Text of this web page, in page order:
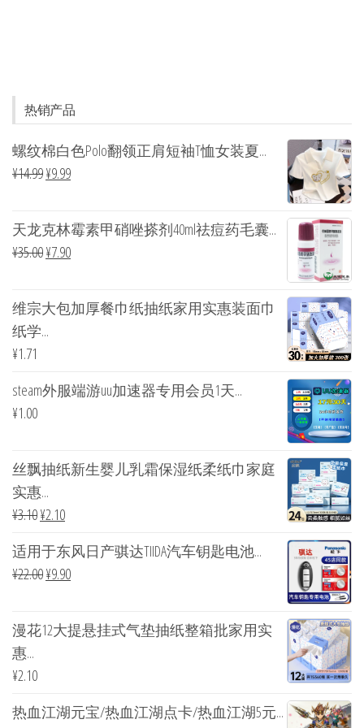
热销产品
螺纹棉白色Polo翻领正肩短袖T恤女装夏...
¥14.99¥9.99
天龙克林霉素甲硝唑搽剂40ml祛痘药毛囊...
¥35.00¥7.90
维宗大包加厚餐巾纸抽纸家用实惠装面巾
纸学...
¥1.71
steam外服端游uu加速器专用会员1天...
¥1.00
丝飘抽纸新生婴儿乳霜保湿纸柔纸巾家庭
实惠...
¥3.10¥2.10
适用于东风日产骐达TIIDA汽车钥匙电池...
¥22.00¥9.90
漫花12大提悬挂式气垫抽纸整箱批家用实
惠...
¥2.10
热血江湖元宝/热血江湖点卡/热血江湖5元...